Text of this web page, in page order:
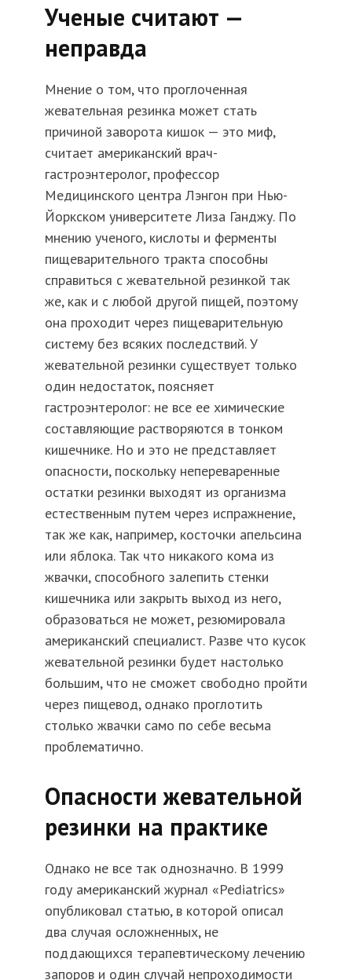
Ученые считают —
неправда
Мнение о том, что проглоченная
жевательная резинка может стать
причиной заворота кишок — это миф,
считает американский врач-
гастроэнтеролог, профессор
Медицинского центра Лэнгон при Нью-
Йоркском университете Лиза Ганджу. По
мнению ученого, кислоты и ферменты
пищеварительного тракта способны
справиться с жевательной резинкой так
же, как и с любой другой пищей, поэтому
она проходит через пищеварительную
систему без всяких последствий. У
жевательной резинки существует только
один недостаток, поясняет
гастроэнтеролог: не все ее химические
составляющие растворяются в тонком
кишечнике. Но и это не представляет
опасности, поскольку непереваренные
остатки резинки выходят из организма
естественным путем через испражнение,
так же как, например, косточки апельсина
или яблока. Так что никакого кома из
жвачки, способного залепить стенки
кишечника или закрыть выход из него,
образоваться не может, резюмировала
американский специалист. Разве что кусок
жевательной резинки будет настолько
большим, что не сможет свободно пройти
через пищевод, однако проглотить
столько жвачки само по себе весьма
проблематично.
Опасности жевательной
резинки на практике
Однако не все так однозначно. В 1999
году американский журнал «Pediatrics»
опубликовал статью, в которой описал
два случая осложненных, не
поддающихся терапевтическому лечению
запоров и один случай непроходимости